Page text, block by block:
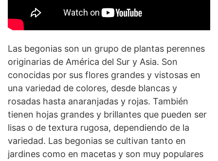
Las begonias son un grupo de plantas perennes
originarias de América del Sur y Asia. Son
conocidas por sus flores grandes y vistosas en
una variedad de colores, desde blancas y
rosadas hasta anaranjadas y rojas. También
tienen hojas grandes y brillantes que pueden ser
lisas o de textura rugosa, dependiendo de la
variedad. Las begonias se cultivan tanto en
jardines como en macetas y son muy populares